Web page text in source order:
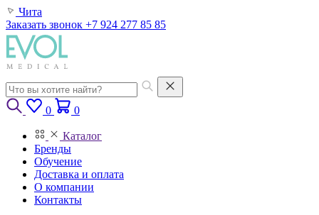
Чита
Заказать звонок +7 924 277 85 85
0 0
Каталог
Бренды
Обучение
Доставка и оплата
О компании
Контакты